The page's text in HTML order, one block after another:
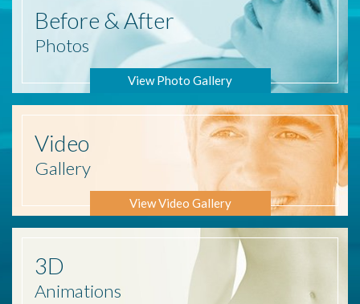
Before & After
Photos
View Photo Gallery
Video
Gallery
View Video Gallery
3D
Animations